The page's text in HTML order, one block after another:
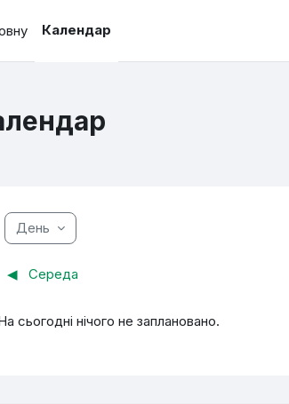
вмісту
Календар
День
◀︎ Середа
сьогодні нічого не заплановано.